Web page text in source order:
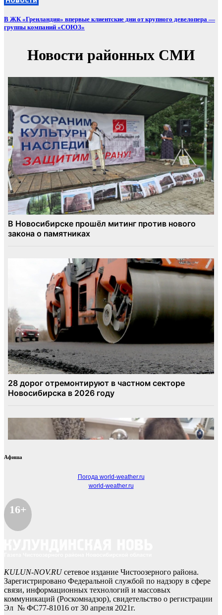
В ЖК «Гренландия» впервые клиентские дни от крупного девелопера —
группы компаний «СОЮЗ»
Афиша
Погода world-weather.ru
world-weather.ru
16+
KULUN-NOV.RUсетевое издание Чистоозерного района.
Зарегистрировано Федеральной службой по надзору в сфере
связи, информационных технологий и массовых
коммуникаций (Роскомнадзор), свидетельство о регистрации
Эл № ФС77-81016 от 30 апреля 2021г.